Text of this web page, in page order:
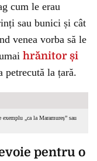
cum le erau
sau bunici și cât
venea vorba să le
hrănitor și
la țară.
„ca la Maramureș” sau
pentru o